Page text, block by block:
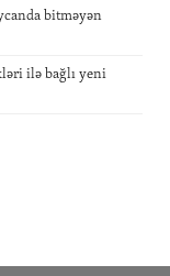
bitməyən
ilə bağlı yeni